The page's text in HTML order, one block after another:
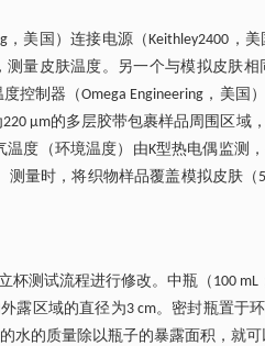
，美国）连接电源（Keithley2400
测量皮肤温度。另一个与模拟皮肤
控制器（Omega Engineering，美
μm的多层胶带包裹样品周围区
温度（环境温度）由K型热电偶监
量时，将织物样品覆盖模拟皮肤（
测试流程进行修改。中瓶（100
露区域的直径为3 cm。密封瓶置于
水的质量除以瓶子的暴露面积，就可